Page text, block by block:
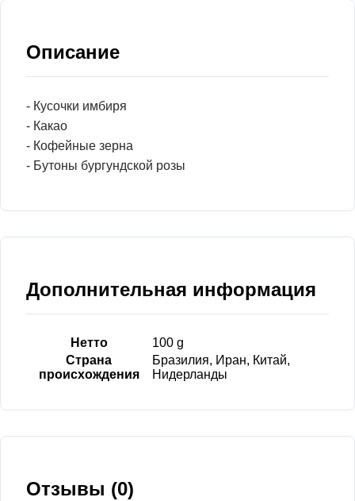
Описание
- Кусочки имбиря
- Какао
- Кофейные зерна
- Бутоны бургундской розы
Дополнительная информация
Нетто
100 g
Страна
происхождения
Бразилия, Иран, Китай,
Нидерланды
Отзывы (0)